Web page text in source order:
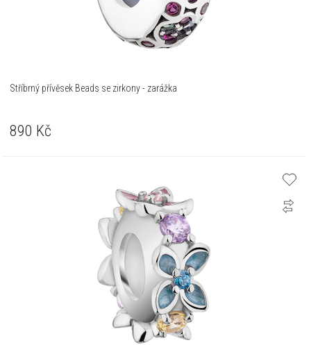
Stříbrný přívěsek Beads se zirkony - zarážka
890 Kč